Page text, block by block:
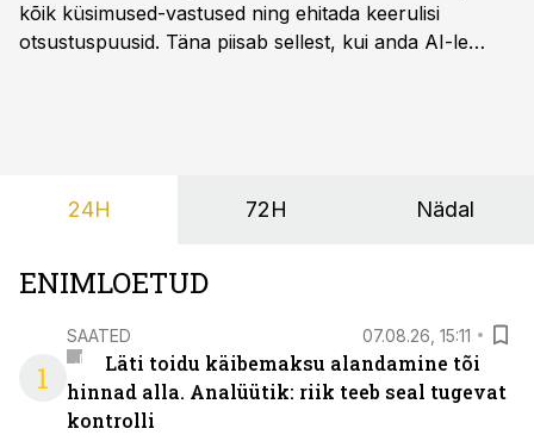
kõik küsimused-vastused ning ehitada keerulisi
otsustuspuusid. Täna piisab sellest, kui anda AI-le
24H 72H Nädal
ENIMLOETUD
1
SAATED 07.08.26, 15:11
Läti toidu käibemaksu alandamine tõi
hinnad alla. Analüütik: riik teeb seal tugevat
kontrolli